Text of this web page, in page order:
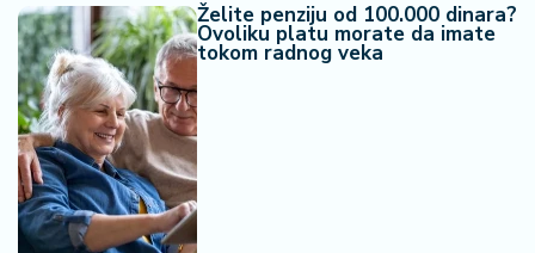
Želite penziju od 100.000 dinara?
Ovoliku platu morate da imate
tokom radnog veka